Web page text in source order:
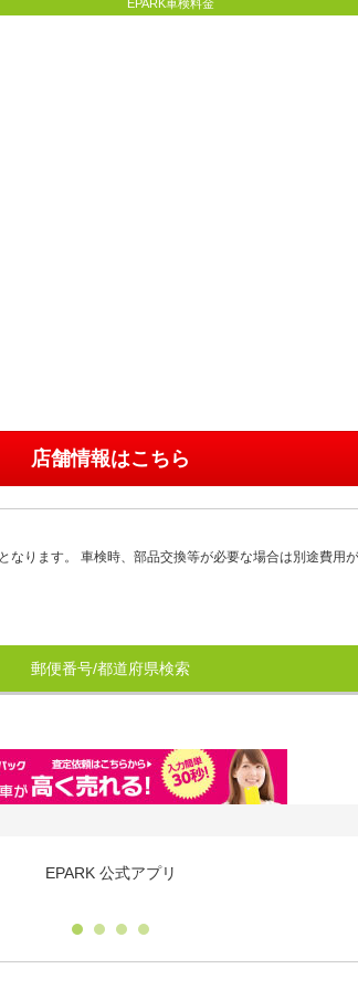
EPARK車検料金
店舗情報はこちら
ります。 車検時、部品交換等が必要な場合は別途費用が
郵便番号/都道府県検索